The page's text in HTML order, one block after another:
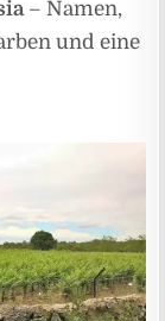
– Namen,
und eine